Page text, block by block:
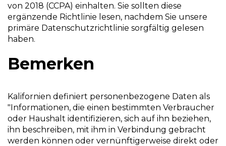
von 2018 (CCPA) einhalten. Sie sollten diese
ergänzende Richtlinie lesen, nachdem Sie unsere
primäre Datenschutzrichtlinie sorgfältig gelesen
haben.
Bemerken
Kalifornien definiert personenbezogene Daten als
"Informationen, die einen bestimmten Verbraucher
oder Haushalt identifizieren, sich auf ihn beziehen,
ihn beschreiben, mit ihm in Verbindung gebracht
werden können oder vernünftigerweise direkt oder